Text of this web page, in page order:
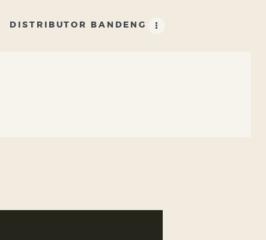
DISTRIBUTOR BANDENG